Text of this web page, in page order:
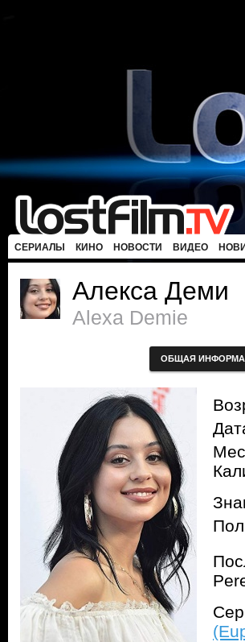
СЕРИАЛЫ КИНО НОВОСТИ ВИДЕО
Алекса Деми
Alexa Demie
ОБЩАЯ